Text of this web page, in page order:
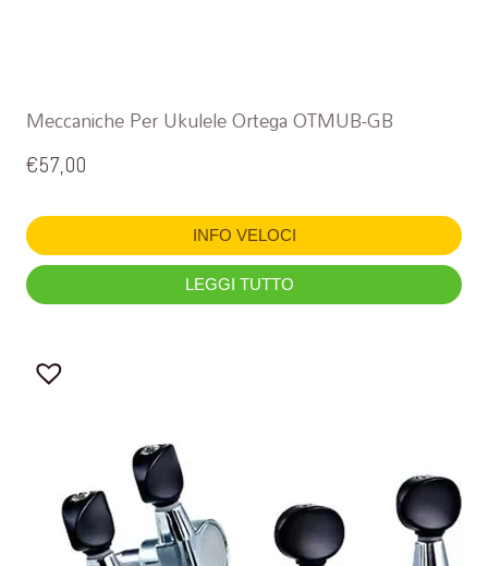
Meccaniche Per Ukulele Ortega OTMUB-GB
€57,00
INFO VELOCI
LEGGI TUTTO